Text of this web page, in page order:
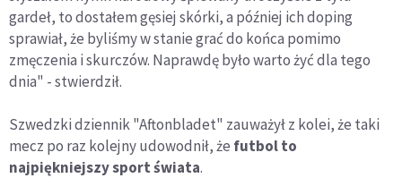
gardeł, to dostałem gęsiej skórki, a później ich doping
sprawiał, że byliśmy w stanie grać do końca pomimo
zmęczenia i skurczów. Naprawdę było warto żyć dla tego
dnia" - stwierdził.
Szwedzki dziennik "Aftonbladet" zauważył z kolei, że taki
mecz po raz kolejny udowodnił, że futbol to
najpiękniejszy sport świata.